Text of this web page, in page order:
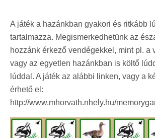
A játék a hazánkban gyakori és ritkább
tartalmazza. Megismerkedhetünk az
hozzánk érkező vendégekkel, mint pl. a
vagy az egyetlen hazánkban is költő
lúddal. A játék az alábbi linken, vagy a
érhető el:
http://www.mhorvath.nhely.hu/